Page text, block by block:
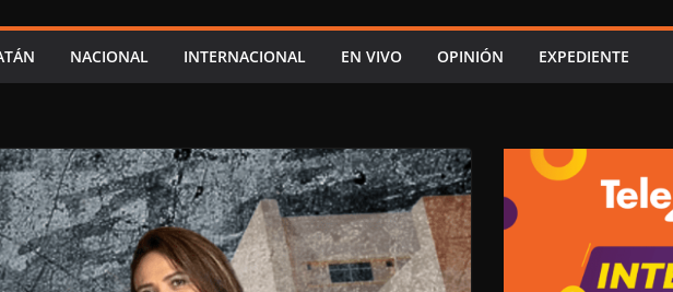
VERGÜENZA!
EN CAMPECHE Y NADIE
NACIONAL INTERNACIONAL EN VIVO OPINIÓN EXPEDIENTE